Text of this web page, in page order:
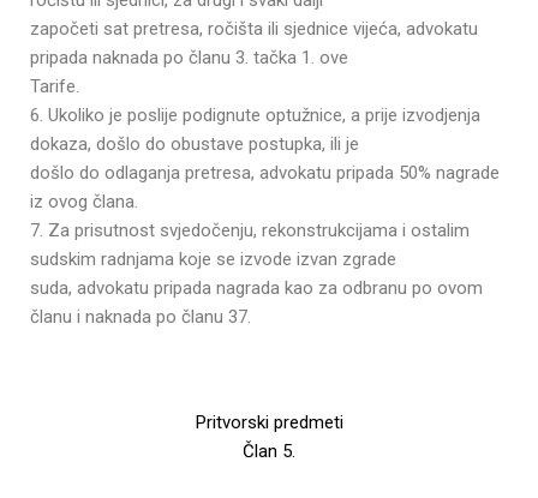
započeti sat pretresa, ročišta ili sjednice vijeća, advokatu
pripada naknada po članu 3. tačka 1. ove
Tarife.
6. Ukoliko je poslije podignute optužnice, a prije izvodjenja
dokaza, došlo do obustave postupka, ili je
došlo do odlaganja pretresa, advokatu pripada 50% nagrade
iz ovog člana.
7. Za prisutnost svjedočenju, rekonstrukcijama i ostalim
sudskim radnjama koje se izvode izvan zgrade
suda, advokatu pripada nagrada kao za odbranu po ovom
članu i naknada po članu 37.
Pritvorski predmeti
Član 5.